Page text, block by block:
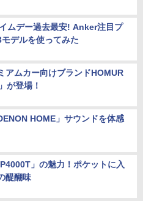
ムデー過去最安! Anker注目プ
デルを使ってみた
アムカー向けブランドHOMUR
が登場！
HOME」サウンドを体感
」の魅力！ポケットに入
醍醐味